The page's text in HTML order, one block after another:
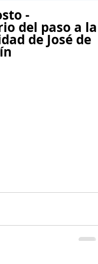
-
del paso a la
de José de